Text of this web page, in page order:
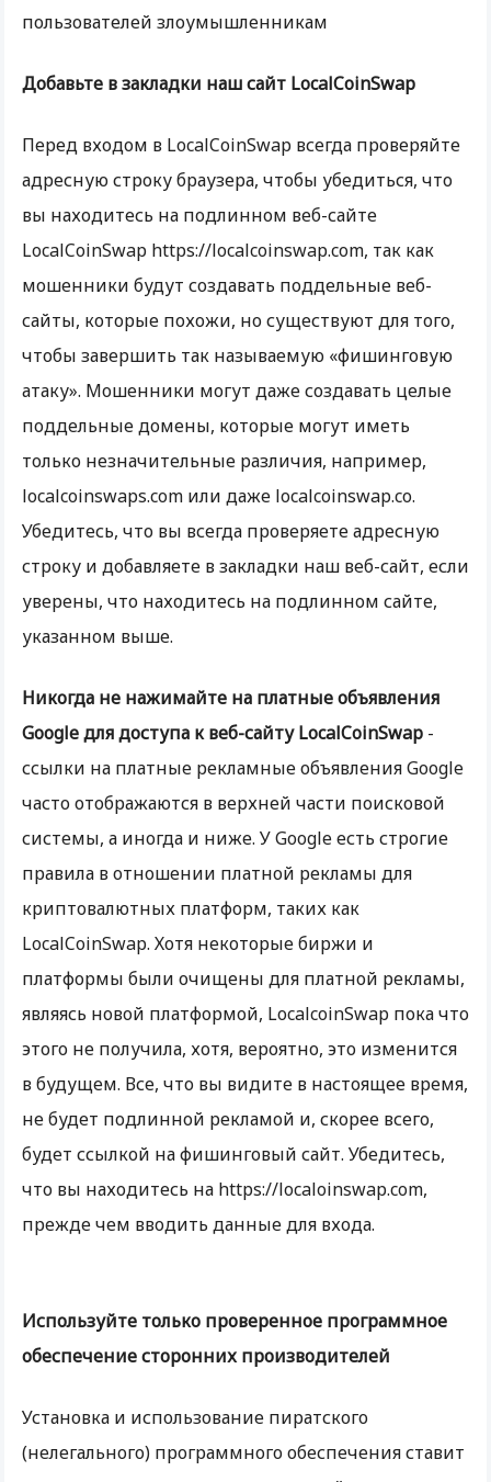
пользователей злоумышленникам
Добавьте в закладки наш сайт LocalCoinSwap
Перед входом в LocalCoinSwap всегда проверяйте
адресную строку браузера, чтобы убедиться, что
вы находитесь на подлинном веб-сайте
LocalCoinSwap https://localcoinswap.com, так как
мошенники будут создавать поддельные веб-
сайты, которые похожи, но существуют для того,
чтобы завершить так называемую «фишинговую
атаку». Мошенники могут даже создавать целые
поддельные домены, которые могут иметь
только незначительные различия, например,
localcoinswaps.com или даже localcoinswap.co.
Убедитесь, что вы всегда проверяете адресную
строку и добавляете в закладки наш веб-сайт, если
уверены, что находитесь на подлинном сайте,
указанном выше.
Никогда не нажимайте на платные объявления
Google для доступа к веб-сайту LocalCoinSwap -
ссылки на платные рекламные объявления Google
часто отображаются в верхней части поисковой
системы, а иногда и ниже. У Google есть строгие
правила в отношении платной рекламы для
криптовалютных платформ, таких как
LocalCoinSwap. Хотя некоторые биржи и
платформы были очищены для платной рекламы,
являясь новой платформой, LocalcoinSwap пока что
этого не получила, хотя, вероятно, это изменится
в будущем. Все, что вы видите в настоящее время,
не будет подлинной рекламой и, скорее всего,
будет ссылкой на фишинговый сайт. Убедитесь,
что вы находитесь на https://localoinswap.com,
прежде чем вводить данные для входа.
Используйте только проверенное программное
обеспечение сторонних производителей
Установка и использование пиратского
(нелегального) программного обеспечения ставит